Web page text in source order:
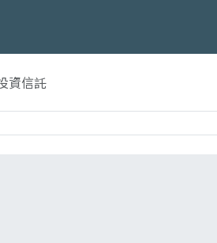
資信託